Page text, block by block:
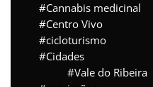
Cannabis medicinal
Centro Vivo
cicloturismo
Cidades
Vale do Ribeira